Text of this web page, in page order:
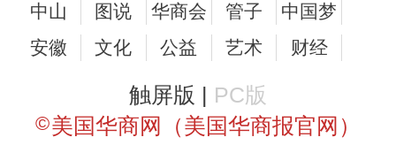
中山
图说 华商会 管子
中国梦
安徽
文化 公益 艺术 财经
触屏版 | PC版
©美国华商网（美国华商报官网）